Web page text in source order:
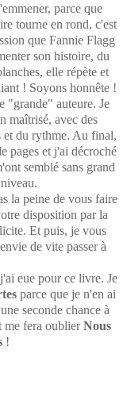
parce que
tourne en rond, c'est
que Fannie Flagg
son histoire, du
elle répète et
! Soyons honnête !
"grande" auteure. Je
maîtrisé, avec des
et du rythme. Au final,
pages et j'ai décroché
semblé sans grand
la peine de vous faire
disposition par la
Et puis, je vous
de vite passer à
eue pour ce livre. Je
parce que je n'en ai
seconde chance à
me fera oublierNous
!